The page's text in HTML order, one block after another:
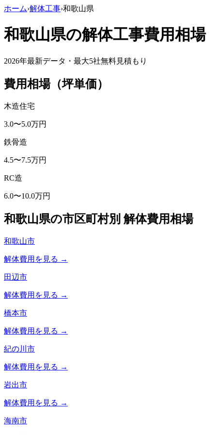
ホーム›解体工事›和歌山県
和歌山県の解体工事費用相場
2026年最新データ・最大5社無料見積もり
費用相場（坪単価）
木造住宅
3.0〜5.0万円
鉄骨造
4.5〜7.5万円
RC造
6.0〜10.0万円
和歌山県の市区町村別 解体費用相場
和歌山市
解体費用を見る →
田辺市
解体費用を見る →
橋本市
解体費用を見る →
紀の川市
解体費用を見る →
岩出市
解体費用を見る →
海南市